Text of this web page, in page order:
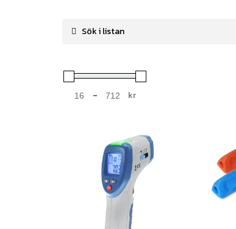
Minimum Price
- Maximum Price
kr